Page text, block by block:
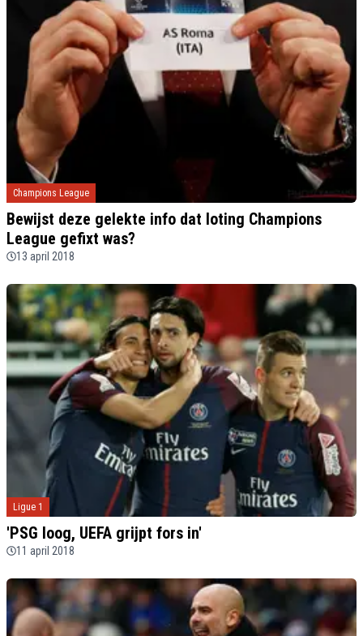
Champions League
Bewijst deze gelekte info dat loting Champions
League gefixt was?
13 april 2018
Ligue 1
'PSG loog, UEFA grijpt fors in'
11 april 2018